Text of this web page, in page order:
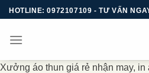
Bỏ
qua
nội
HOTLINE: 0972107109 - TƯ VẤN
Xưởng áo thun giá rẻ nhận may, in